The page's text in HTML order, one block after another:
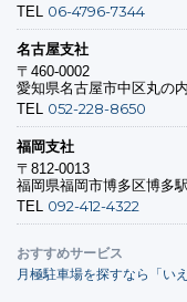
TEL 06-4796-7344
名古屋支社
〒460-0002
愛知県名古屋市中区丸の
TEL 052-228-8650
福岡支社
〒812-0013
福岡県福岡市博多区博多
TEL 092-412-4322
おすすめサービス
月極駐車場を探すなら「い